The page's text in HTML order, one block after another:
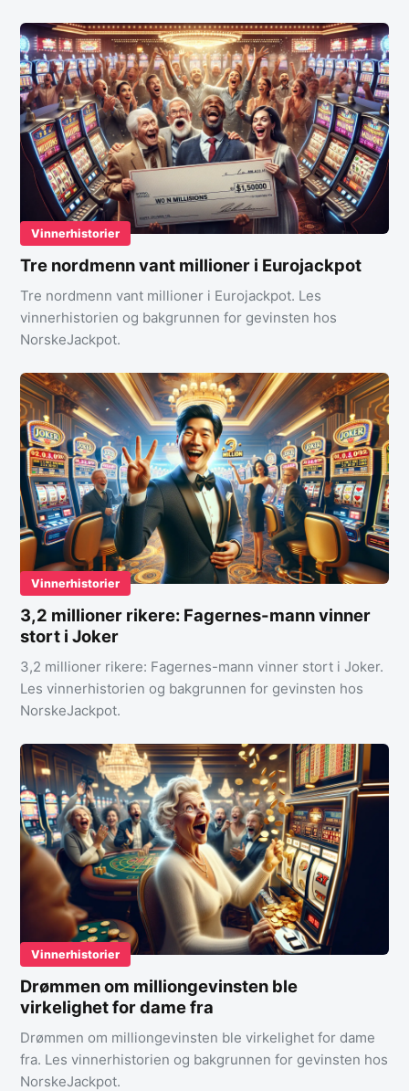
Vinnerhistorier
Tre nordmenn vant millioner i Eurojackpot
Tre nordmenn vant millioner i Eurojackpot. Les
vinnerhistorien og bakgrunnen for gevinsten hos
NorskeJackpot.
Vinnerhistorier
3,2 millioner rikere: Fagernes-mann vinner
stort i Joker
3,2 millioner rikere: Fagernes-mann vinner stort i Joker.
Les vinnerhistorien og bakgrunnen for gevinsten hos
NorskeJackpot.
Vinnerhistorier
Drømmen om milliongevinsten ble
virkelighet for dame fra
Drømmen om milliongevinsten ble virkelighet for dame
fra. Les vinnerhistorien og bakgrunnen for gevinsten hos
NorskeJackpot.